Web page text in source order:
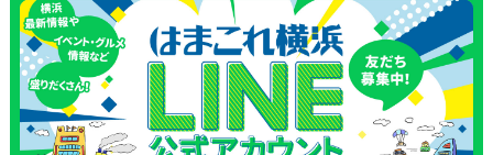
ブログ記事
サイトについて